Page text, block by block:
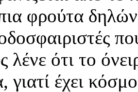
φρούτα
λένε ότι το
γιατί έχει